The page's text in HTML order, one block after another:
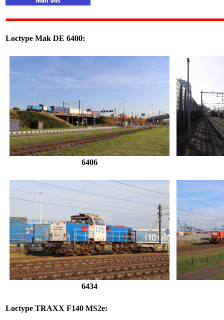
Loctype Mak DE 6400:
6406
6434
Loctype TRAXX F140 MS2e: